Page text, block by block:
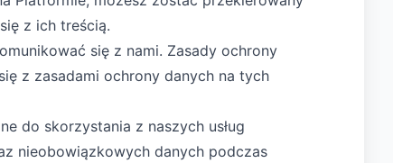
z ich treścią.
się z nami. Zasady ochrony
z zasadami ochrony danych na tych
do skorzystania z naszych usług
nieobowiązkowych danych podczas